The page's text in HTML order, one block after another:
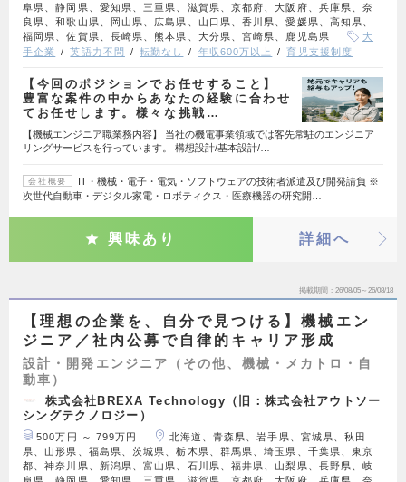
阜県、静岡県、愛知県、三重県、滋賀県、京都府、大阪府、兵庫県、奈
良県、和歌山県、岡山県、広島県、山口県、香川県、愛媛県、高知県、
福岡県、佐賀県、長崎県、熊本県、大分県、宮崎県、鹿児島県
大
手企業
英語力不問 転勤なし 年収600万以上 育児支援制度
【今回のポジションでお任せすること】
豊富な案件の中からあなたの経験に合わせ
てお任せします。様々な挑戦…
【機械エンジニア職業務内容】 当社の機電事業領域では客先常駐のエンジニア
リングサービスを行っています。 構想設計/基本設計/…
会社概要
IT・機械・電子・電気・ソフトウェアの技術者派遣及び開発請負 ※
次世代自動車・デジタル家電・ロボティクス・医療機器の研究開…
興味あり 詳細へ
掲載期間 26/08/05～26/08/18
【理想の企業を、自分で見つける】機械エン
ジニア／社内公募で自律的キャリア形成
設計・開発エンジニア（その他、機械・メカトロ・自
動車）
株式会社BREXA Technology（旧：株式会社アウトソー
シングテクノロジー）
500万円 ～ 799万円
北海道、青森県、岩手県、宮城県、秋田
県、山形県、福島県、茨城県、栃木県、群馬県、埼玉県、千葉県、東京
都、神奈川県、新潟県、富山県、石川県、福井県、山梨県、長野県、岐